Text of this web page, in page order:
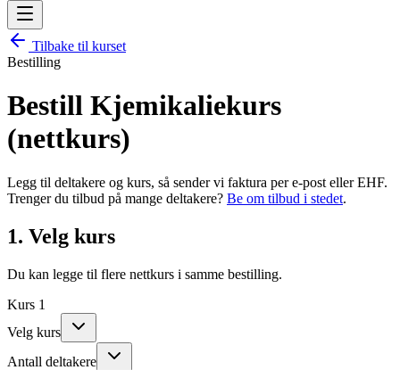
Tilbake til kurset
Bestilling
Bestill Kjemikaliekurs
(nettkurs)
Legg til deltakere og kurs, så sender vi faktura per e-post eller EHF.
Trenger du tilbud på mange deltakere? Be om tilbud i stedet.
1. Velg kurs
Du kan legge til flere nettkurs i samme bestilling.
Kurs 1
Velg kurs
Antall deltakere